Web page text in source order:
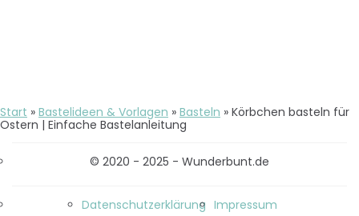
Start » Bastelideen & Vorlagen » Basteln » Körbchen basteln für
Ostern | Einfache Bastelanleitung
© 2020 - 2025 - Wunderbunt.de
Datenschutzerklärung Impressum